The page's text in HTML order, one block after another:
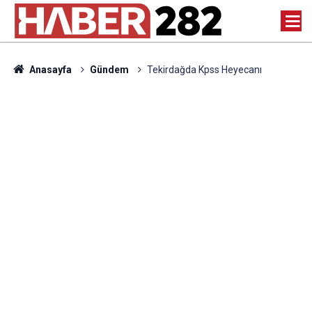
Anasayfa Gündem Tekirdağda Kpss Heyecanı